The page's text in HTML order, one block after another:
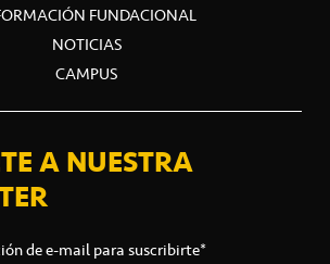
FUNDACIONAL
NOTICIAS
CAMPUS
A NUESTRA
de e-mail para suscribirte*